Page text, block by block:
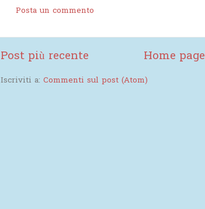
Posta un commento
Post più recente Home page
Iscriviti a: Commenti sul post (Atom)